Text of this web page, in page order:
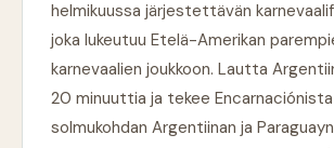
helmikuussa järjestettävän
joka lukeutuu Etelä-Amerikan
karnevaalien joukkoon. Lautta
20 minuuttia ja tekee Encarnaciónista
solmukohdan Argentiinan ja